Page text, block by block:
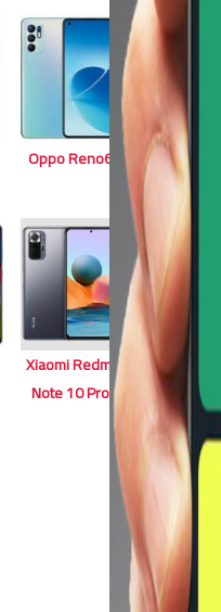
Oppo Reno6
Xiaomi Redmi
Note 10 Pro